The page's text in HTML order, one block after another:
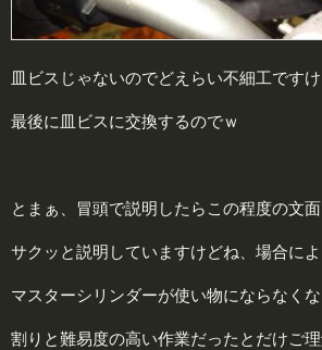
皿ビスじゃないのでどえらい不細工ですけ
最後に皿ビスに交換するのでｗ
とまぁ、冒頭で説明したらこの程度の文
サクッと説明していますけどね、場合に
マスターシリンダーが使い物にならなくな
割りと難易度の高い作業だったとだけご